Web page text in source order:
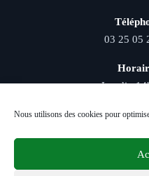
Nous utilisons des cookies pour
03 25 05
Lundi :
Livraison rapide -